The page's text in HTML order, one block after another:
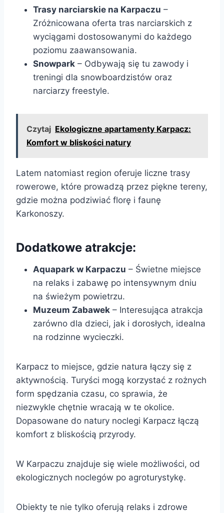
Trasy narciarskie na Karpaczu –
Zróżnicowana oferta tras narciarskich z
wyciągami dostosowanymi do każdego
poziomu zaawansowania.
Snowpark – Odbywają się tu zawody i
treningi dla snowboardzistów oraz
narciarzy freestyle.
Czytaj Ekologiczne apartamenty Karpacz:
Komfort w bliskości natury
Latem natomiast region oferuje liczne trasy
rowerowe, które prowadzą przez piękne tereny,
gdzie można podziwiać florę i faunę
Karkonoszy.
Dodatkowe atrakcje:
Aquapark w Karpaczu – Świetne miejsce
na relaks i zabawę po intensywnym dniu
na świeżym powietrzu.
Muzeum Zabawek – Interesująca atrakcja
zarówno dla dzieci, jak i dorosłych, idealna
na rodzinne wycieczki.
Karpacz to miejsce, gdzie natura łączy się z
aktywnością. Turyści mogą korzystać z rożnych
form spędzania czasu, co sprawia, że
niezwykle chętnie wracają w te okolice.
Dopasowane do natury noclegi Karpacz łączą
komfort z bliskością przyrody.
W Karpaczu znajduje się wiele możliwości, od
ekologicznych noclegów po agroturystykę.
Obiekty te nie tylko oferują relaks i zdrowe